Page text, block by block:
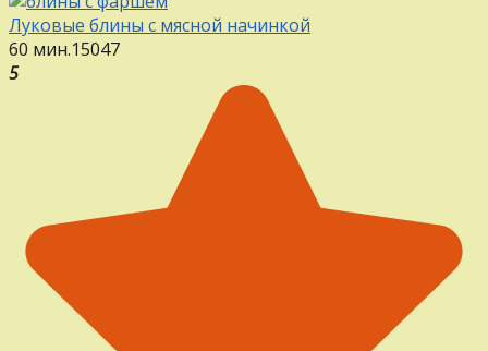
Луковые блины с мясной начинкой
60 мин.15047
5